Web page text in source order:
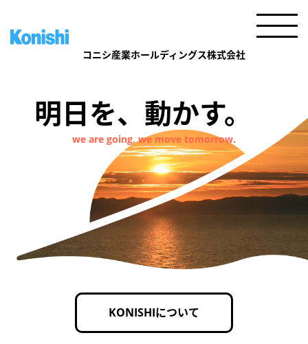
明日を、動かす。
we are going, we move tomorrow.
KONISHIについて